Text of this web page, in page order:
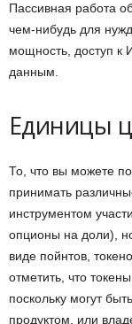
Пассивная работа
чем-нибудь для
мощность, доступ к
данным.
Единицы
То, что вы можете
принимать
инструментом
опционы на доли),
виде пойнтов,
отметить, что
поскольку могут
продуктом, или